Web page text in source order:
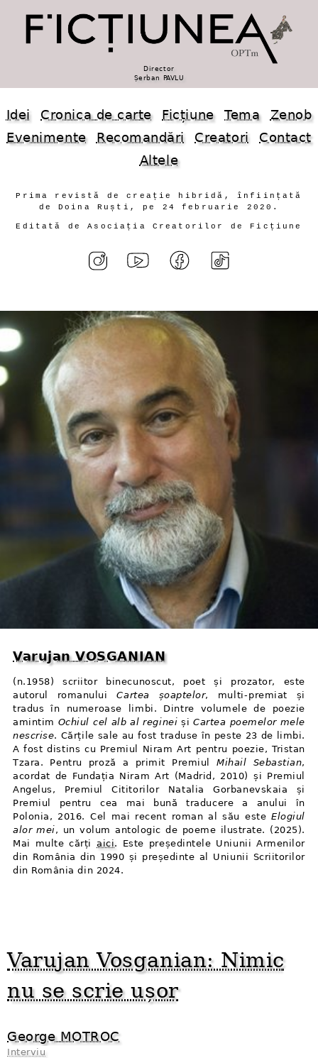
Director
Șerban PAVLU
Idei Cronica de carte Ficțiune Tema
Zenob
Evenimente
Recomandări Creatori
Contact
Altele
Prima revistă de creație hibridă, înființată
de Doina Ruști, pe 24 februarie 2020.
Editată de Asociația Creatorilor de Ficțiune
Varujan VOSGANIAN
(n.1958) scriitor binecunoscut, poet și prozator, este
autorul romanuluiCartea șoaptelor, multi⁠-⁠premiat și
tradus în numeroase limbi. Dintre volumele de poezie
amintim Ochiul cel alb al reginei șiCartea poemelor mele
nescrise. Cărțile sale au fost traduse în peste 23 de limbi.
A fost distins cu Premiul Niram Art pentru poezie, Tristan
Tzara. Pentru proză a primit PremiulMihail Sebastian,
acordat de Fundația Niram Art (Madrid, 2010) și Premiul
Angelus, Premiul Cititorilor Natalia Gorbanevskaia și
Premiul pentru cea mai bună traducere a anului în
Polonia, 2016. Cel mai recent roman al său esteElogiul
alor mei , un volum antologic de poeme ilustrate. (2025).
Mai multe cărțiaici. Este președintele Uniunii Armenilor
din România din 1990 și președinte al Uniunii Scriitorilor
din România din 2024.
Varujan Vosganian: Nimic
nu se scrie ușor
George MOTROC
Interviu